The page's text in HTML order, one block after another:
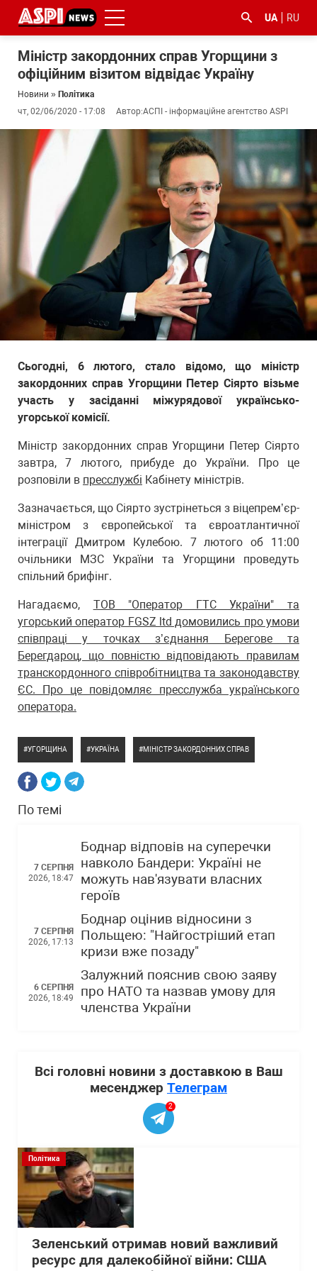
UA RU
Міністр закордонних справ Угорщини з
офіційним візитом відвідає Україну
Новини » Політика
чт, 02/06/2020 - 17:08
Автор:АСПІ - інформаційне агентство ASPI
Сьогодні, 6 лютого, стало відомо, що міністр
закордонних справ Угорщини Петер Сіярто візьме
участь у засіданні міжурядової українсько-
угорської комісії.
Міністр закордонних справ Угорщини Петер Сіярто
завтра, 7 лютого, прибуде до України. Про це
розповіли в пресслужбі Кабінету міністрів.
Зазначається, що Сіярто зустрінеться з віцепрем’єр-
міністром з європейської та євроатлантичної
інтеграції Дмитром Кулебою. 7 лютого об 11:00
очільники МЗС України та Угорщини проведуть
спільний брифінг.
Нагадаємо, ТОВ "Оператор ГТС України" та
угорський оператор FGSZ ltd домовились про умови
співпраці у точках з’єднання Берегове та
Берегдароц, що повністю відповідають правилам
транскордонного співробітництва та законодавству
ЄС. Про це повідомляє пресслужба українського
оператора.
УГОРЩИНА УКРАЇНА МІНІСТР ЗАКОРДОННИХ СПРАВ
По темі
7 СЕРПНЯ
2026, 18:47
Боднар відповів на суперечки
навколо Бандери: Україні не
можуть нав'язувати власних
героїв
7 СЕРПНЯ
2026, 17:13
Боднар оцінив відносини з
Польщею: "Найгостріший етап
кризи вже позаду"
6 СЕРПНЯ
2026, 18:49
Залужний пояснив свою заяву
про НАТО та назвав умову для
членства України
Всі головні новини з доставкою в Ваш
месенджер Телеграм
2
Політика
Зеленський отримав новий важливий
ресурс для далекобійної війни: США
#боротьба
корупцією
#ДФС #Київ #коронавірус